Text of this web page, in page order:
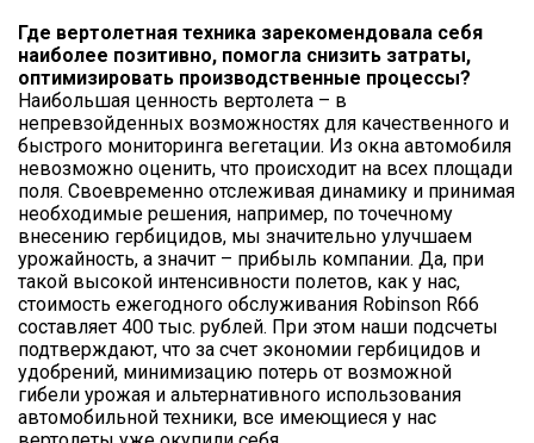
Где вертолетная техника зарекомендовала себя
наиболее позитивно, помогла снизить затраты,
оптимизировать производственные процессы?
Наибольшая ценность вертолета – в
непревзойденных возможностях для качественного и
быстрого мониторинга вегетации. Из окна автомобиля
невозможно оценить, что происходит на всех площади
поля. Своевременно отслеживая динамику и принимая
необходимые решения, например, по точечному
внесению гербицидов, мы значительно улучшаем
урожайность, а значит – прибыль компании. Да, при
такой высокой интенсивности полетов, как у нас,
стоимость ежегодного обслуживания Robinson R66
составляет 400 тыс. рублей. При этом наши подсчеты
подтверждают, что за счет экономии гербицидов и
удобрений, минимизацию потерь от возможной
гибели урожая и альтернативного использования
автомобильной техники, все имеющиеся у нас